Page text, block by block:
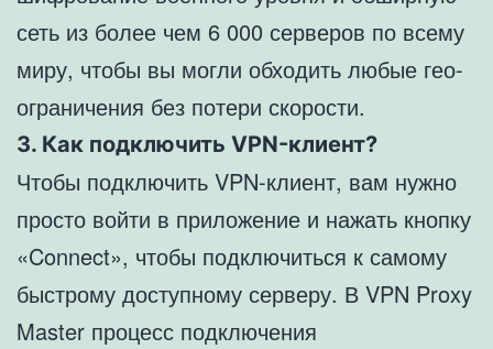
сеть из более чем 6 000 серверов по всему
миру, чтобы вы могли обходить любые гео-
ограничения без потери скорости.
3. Как подключить VPN-клиент?
Чтобы подключить VPN-клиент, вам нужно
просто войти в приложение и нажать кнопку
«Connect», чтобы подключиться к самому
быстрому доступному серверу. В VPN Proxy
Master процесс подключения